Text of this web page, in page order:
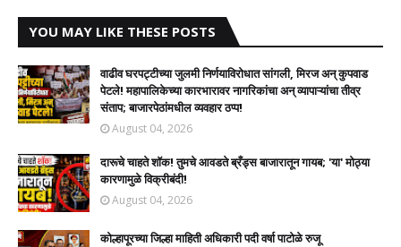
YOU MAY LIKE THESE POSTS
वाढीव घरपट्टीच्या जुलमी निर्णयाविरोधात सांगली, मिरज अन् कुपवाड
पेटले! महापालिकेच्या कारभारावर नागरिकांचा अन् व्यापाऱ्यांचा तीव्र
संताप; बाजारपेठांमधील व्यवहार ठप्प!​
August 04, 2026
दारूचे चाहते शॉक! तुमचे आवडते ब्रँड्स बाजारातून गायब; 'या' मोठ्या
कारणामुळे विक्रीबंदी!
August 04, 2026
कोल्हापूरच्या जिल्हा माहिती अधिकारी पदी वर्षा पाटोळे रुजू